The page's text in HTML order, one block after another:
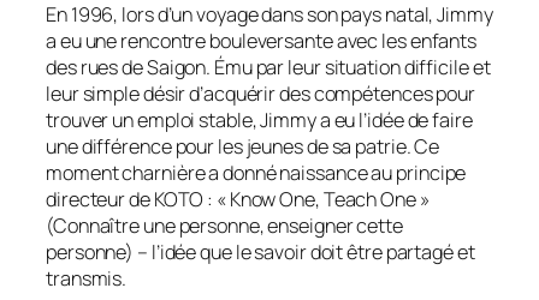
En 1996, lors d’un voyage dans son pays natal, Jimmy
a eu une rencontre bouleversante avec les enfants
des rues de Saigon. Ému par leur situation difficile et
leur simple désir d’acquérir des compétences pour
trouver un emploi stable, Jimmy a eu l’idée de faire
une différence pour les jeunes de sa patrie. Ce
moment charnière a donné naissance au principe
directeur de KOTO : « Know One, Teach One »
(Connaître une personne, enseigner cette
personne) – l’idée que le savoir doit être partagé et
transmis.